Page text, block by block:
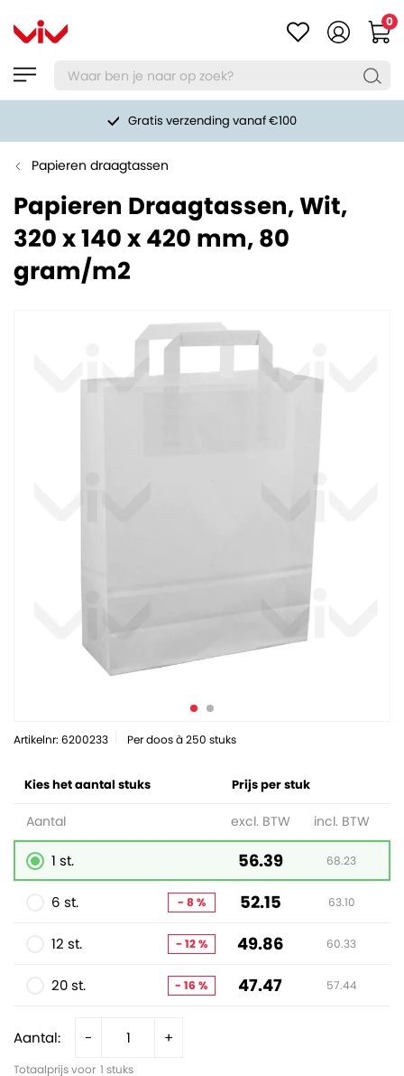
0
Gratis verzending vanaf €100
Papieren draagtassen
Papieren Draagtassen, Wit,
320 x 140 x 420 mm, 80
gram/m2
Artikelnr: 6200233 Per doos à 250 stuks
Aantal: - +
Totaalprijs voor 1 stuks
Kies het aantal stuks Prijs per stuk
Aantal excl. BTW incl. BTW
1 st. 56.39 68.23
6 st. - 8 % 52.15 63.10
12 st. - 12 % 49.86 60.33
20 st. - 16 % 47.47 57.44